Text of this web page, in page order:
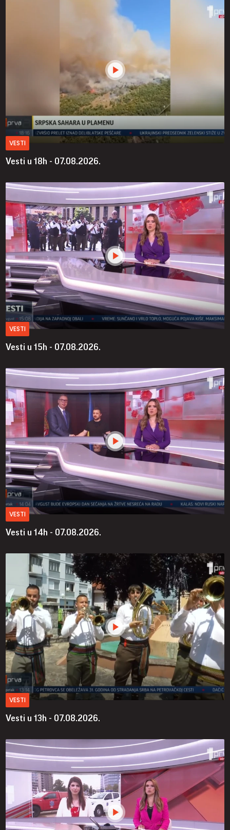
VESTI
Vesti u 18h - 07.08.2026.
VESTI
Vesti u 15h - 07.08.2026.
VESTI
Vesti u 14h - 07.08.2026.
VESTI
Vesti u 13h - 07.08.2026.